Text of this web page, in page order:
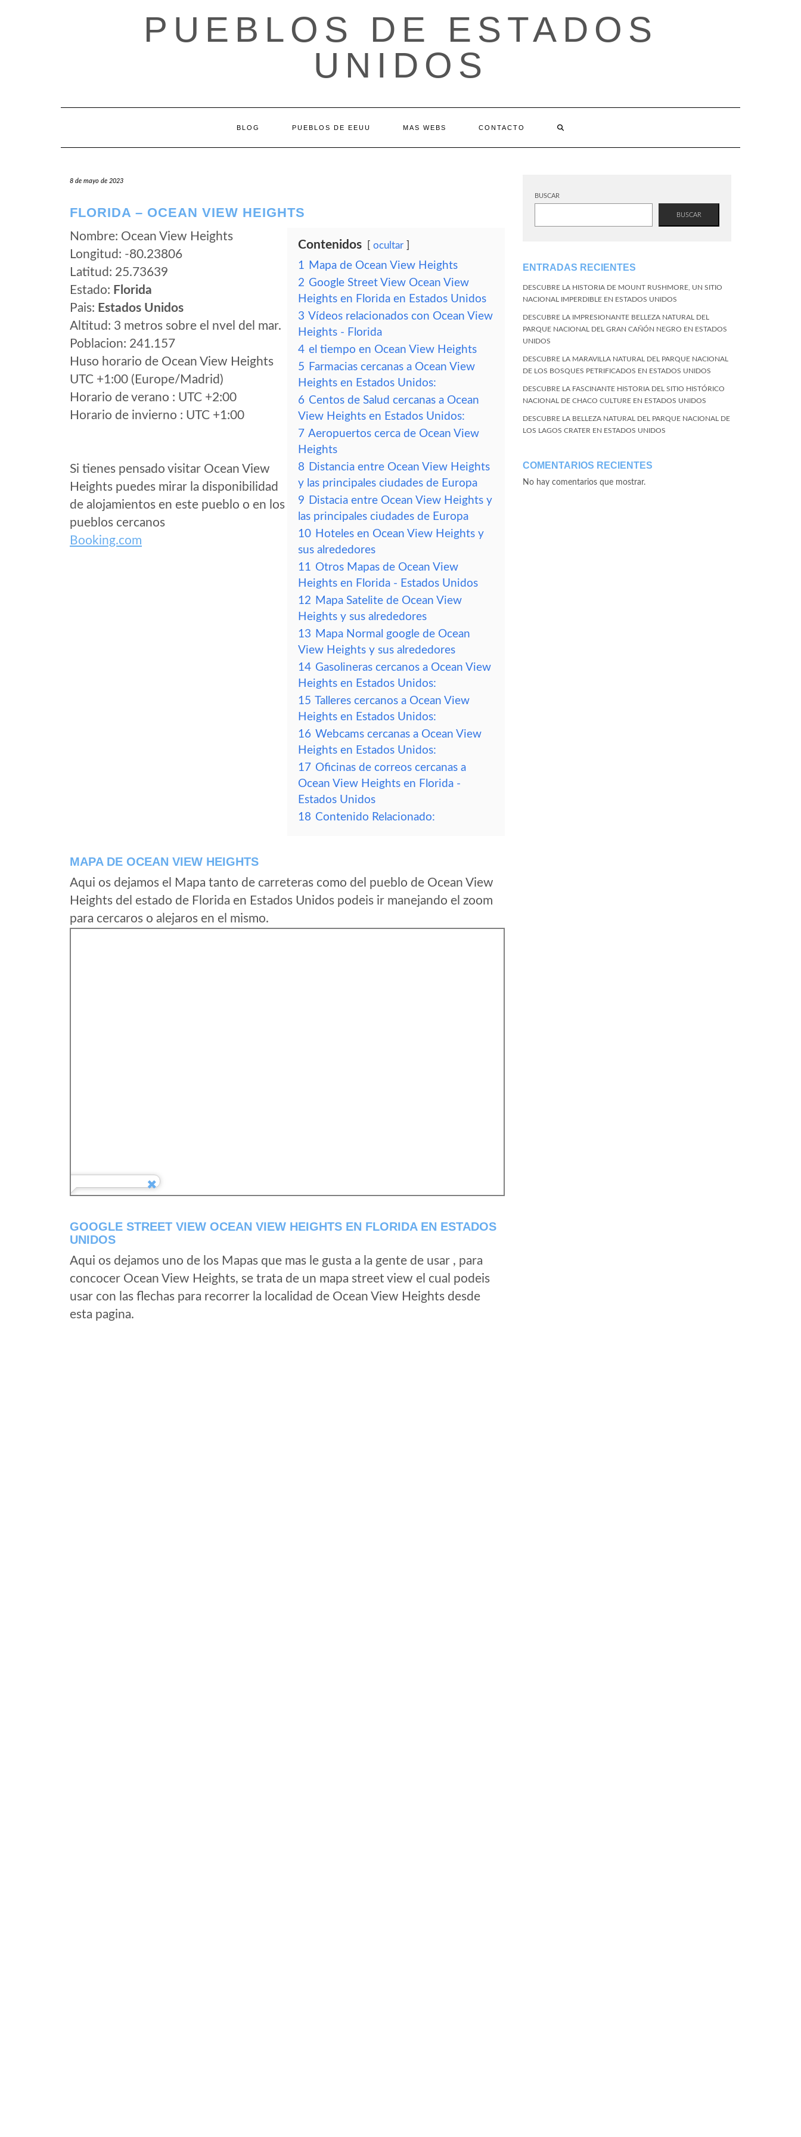
PUEBLOS DE ESTADOS
UNIDOS
BLOG PUEBLOS DE EEUU MAS WEBS CONTACTO
8 de mayo de 2023
FLORIDA – OCEAN VIEW HEIGHTS
Nombre: Ocean View Heights
Longitud: -80.23806
Latitud: 25.73639
Estado: Florida
Pais: Estados Unidos
Altitud: 3 metros sobre el nvel del mar.
Poblacion: 241.157
Huso horario de Ocean View Heights
UTC +1:00 (Europe/Madrid)
Horario de verano : UTC +2:00
Horario de invierno : UTC +1:00
Si tienes pensado visitar Ocean View
Heights puedes mirar la disponibilidad
de alojamientos en este pueblo o en los
pueblos cercanos
Booking.com
Contenidos ocultar
1 Mapa de Ocean View Heights
2 Google Street View Ocean View
Heights en Florida en Estados Unidos
3 Vídeos relacionados con Ocean View
Heights - Florida
4 el tiempo en Ocean View Heights
5 Farmacias cercanas a Ocean View
Heights en Estados Unidos:
6 Centos de Salud cercanas a Ocean
View Heights en Estados Unidos:
7 Aeropuertos cerca de Ocean View
Heights
8 Distancia entre Ocean View Heights
y las principales ciudades de Europa
9 Distacia entre Ocean View Heights y
las principales ciudades de Europa
10 Hoteles en Ocean View Heights y
sus alrededores
11 Otros Mapas de Ocean View
Heights en Florida - Estados Unidos
12 Mapa Satelite de Ocean View
Heights y sus alrededores
13 Mapa Normal google de Ocean
View Heights y sus alrededores
14 Gasolineras cercanos a Ocean View
Heights en Estados Unidos:
15 Talleres cercanos a Ocean View
Heights en Estados Unidos:
16 Webcams cercanas a Ocean View
Heights en Estados Unidos:
17 Oficinas de correos cercanas a
Ocean View Heights en Florida -
Estados Unidos
18 Contenido Relacionado:
MAPA DE OCEAN VIEW HEIGHTS
Aqui os dejamos el Mapa tanto de carreteras como del pueblo de Ocean View
Heights del estado de Florida en Estados Unidos podeis ir manejando el zoom
para cercaros o alejaros en el mismo.
GOOGLE STREET VIEW OCEAN VIEW HEIGHTS EN FLORIDA EN ESTADOS
UNIDOS
Aqui os dejamos uno de los Mapas que mas le gusta a la gente de usar , para
concocer Ocean View Heights, se trata de un mapa street view el cual podeis
usar con las flechas para recorrer la localidad de Ocean View Heights desde
esta pagina.
BUSCAR
BUSCAR
ENTRADAS RECIENTES
DESCUBRE LA HISTORIA DE MOUNT RUSHMORE, UN SITIO
NACIONAL IMPERDIBLE EN ESTADOS UNIDOS
DESCUBRE LA IMPRESIONANTE BELLEZA NATURAL DEL
PARQUE NACIONAL DEL GRAN CAÑÓN NEGRO EN ESTADOS
UNIDOS
DESCUBRE LA MARAVILLA NATURAL DEL PARQUE NACIONAL
DE LOS BOSQUES PETRIFICADOS EN ESTADOS UNIDOS
DESCUBRE LA FASCINANTE HISTORIA DEL SITIO HISTÓRICO
NACIONAL DE CHACO CULTURE EN ESTADOS UNIDOS
DESCUBRE LA BELLEZA NATURAL DEL PARQUE NACIONAL DE
LOS LAGOS CRATER EN ESTADOS UNIDOS
COMENTARIOS RECIENTES
No hay comentarios que mostrar.